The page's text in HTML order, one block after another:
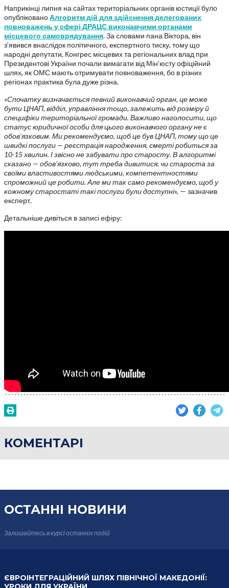
Наприкінці липня на сайтах територіальних органів юстиції було
опублікованоАлгоритм дій для здійснення делегованих
повноважень у сфері ДРАЦС виконавчими органами
місцевого самоврядування. За словами пана Віктора, він
з’явився внаслідок політичного, експертного тиску, тому що
народні депутати, Конгрес місцевих та регіональних влад при
Президентові України почали вимагати від Мін’юсту офіційний
шлях, як ОМС мають отримувати повноваження, бо в різних
регіонах практика була дуже різна.
«Спочатку визначається певний виконавчий орган, це може
бути ЦНАП, відділ, управління тощо, залежить від розміру й
специфіки територіальної громади. Важливо наголосити, що
статус юридичної особи для цього виконавчого органу не є
обов’язковим. Ми рекомендуємо, щоб це був ЦНАП, тому що це
швидкі послуги — реєстрація народження, смерті робиться за
10-15 хвилин. І звісно не забувати про старосту. В алгоритмі
сказано — обов’язково, тут треба дивитися, чи староста за
своїми властивостями людськими, компетентностями
спроможний це робити. Але ми так само рекомендуємо, щоб у
кожному старостаті такі послуги були доступні», — зазначив
експерт.
Детальніше дивіться в записі ефіру:
КОМЕНТАРІ
ОСТАННІ НОВИНИ
Залишайтесь в курсіостанніх подій
ЄВРОІНТЕГРАЦІЙНИЙ ШЛЯХ ПІВНІЧНОЇ МАКЕДОНІЇ: